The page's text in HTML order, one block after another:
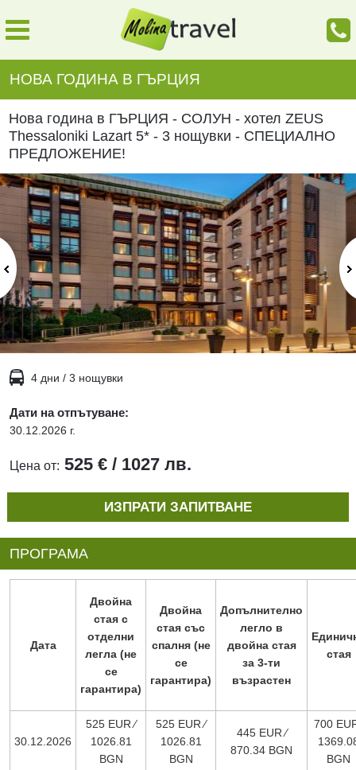
НОВА ГОДИНА В ГЪРЦИЯ
Нова година в ГЪРЦИЯ - СОЛУН - хотел ZEUS
Thessaloniki Lazart 5* - 3 нощувки - СПЕЦИАЛНО
ПРЕДЛОЖЕНИЕ!
4 дни / 3 нощувки
Дати на отпътуване:
30.12.2026 г.
Цена от: 525 € / 1027 лв.
ИЗПРАТИ ЗАПИТВАНЕ
ПРОГРАМА
Дата
Двойна
стая с
отделни
легла (не
се
гарантира)
Двойна
стая със
спалня (не
се
гарантира)
Допълнително
легло в
двойна стая
за 3-ти
възрастен
стая
30.12.2026
525 EUR ∕
1026.81
BGN
525 EUR ∕
1026.81
BGN
445 EUR ∕
870.34 BGN
700
BGN